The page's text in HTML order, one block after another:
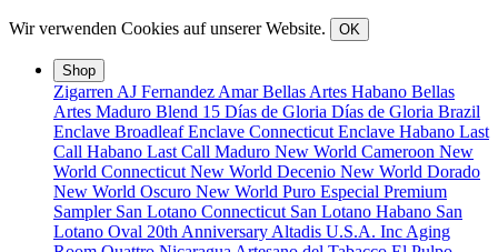
Wir verwenden Cookies auf unserer Website. OK
Shop
Zigarren AJ Fernandez AmarBellas Artes Habano Bellas
Artes Maduro Blend 15 Días de Gloria Días de Gloria Brazil
Enclave BroadleafEnclave Connecticut Enclave Habano Last
Call Habano Last Call Maduro New World Cameroon New
World Connecticut New World Decenio New World Dorado
New World Oscuro New World Puro Especial Premium
Sampler San Lotano Connecticut San Lotano Habano San
Lotano Oval 20th Anniversary Altadis U.S.A. Inc Aging